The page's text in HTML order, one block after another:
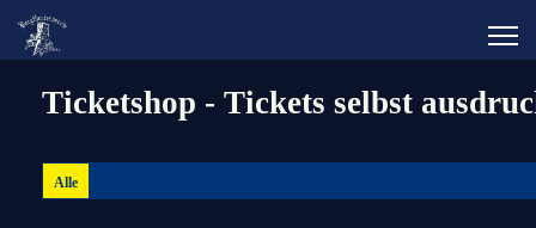
Ticketshop - Tickets selbst
Alle